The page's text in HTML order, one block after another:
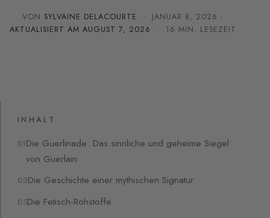
VON SYLVAINE DELACOURTE · JANUAR 8, 2026 ·
AKTUALISIERT AM AUGUST 7, 2026 · 16 MIN. LESEZEIT
INHALT
Die Guerlinade: Das sinnliche und geheime Siegel
von Guerlain
Die Geschichte einer mythischen Signatur
Die Fetisch-Rohstoffe